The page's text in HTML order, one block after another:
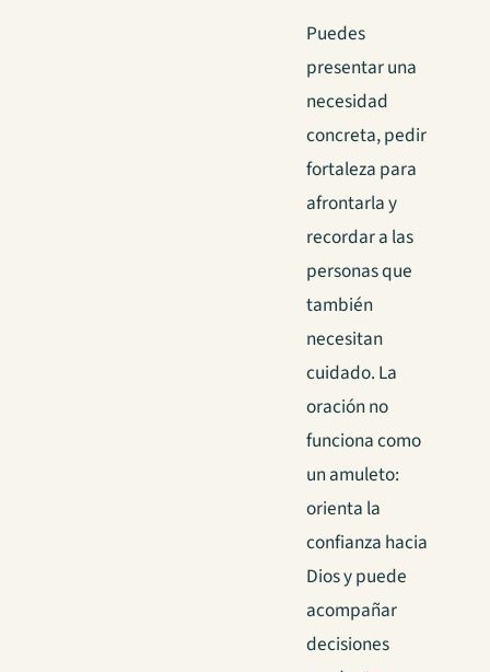
Puedes
presentar una
necesidad
concreta, pedir
fortaleza para
afrontarla y
recordar a las
personas que
también
necesitan
cuidado. La
oración no
funciona como
un amuleto:
orienta la
confianza hacia
Dios y puede
acompañar
decisiones